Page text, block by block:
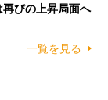
びの上昇局面へ
一覧を見る